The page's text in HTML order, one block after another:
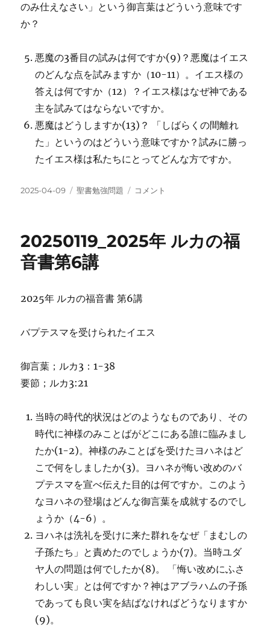
のみ仕えなさい」という御言葉はどういう意味です
か？
悪魔の3番目の試みは何ですか(9)？悪魔はイエス
のどんな点を試みますか（10-11）。イエス様の
答えは何ですか（12）？イエス様はなぜ神である
主を試みてはならないですか。
悪魔はどうしますか(13)？ 「しばらくの間離れ
た」というのはどういう意味ですか？試みに勝っ
たイエス様は私たちにとってどんな方ですか。
投
2025-04-09
カ
ー
聖書勉強問題
20250126_2025
の
7
に
コメント
20250119_2025年 ルカの福
音書第6講
2025年 ルカの福音書 第6講
バプテスマを受けられたイエス
御言葉；ルカ3：1-38
要節；ルカ3:21
当時の時代的状況はどのようなものであり、その
時代に神様のみことばがどこにある誰に臨みまし
たか(1-2)。神様のみことばを受けたヨハネはど
こで何をしましたか(3)。ヨハネが悔い改めのバ
プテスマを宣べ伝えた目的は何ですか。このよう
なヨハネの登場はどんな御言葉を成就するのでし
ょうか（4-6）。
ヨハネは洗礼を受けに来た群れをなぜ「まむしの
子孫たち」と責めたのでしょうか(7)。当時ユダ
ヤ人の問題は何でしたか(8)。 「悔い改めにふさ
わしい実」とは何ですか？神はアブラハムの子孫
であっても良い実を結ばなければどうなりますか
(9)。